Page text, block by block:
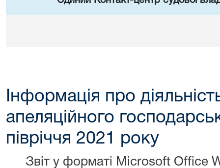
Інформація про
апеляційного
півріччя 2021 року
Звіт у форматі Microsoft Office